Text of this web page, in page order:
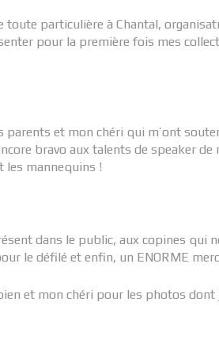
toute particulière à Chantal,
pour la première fois mes
parents et mon chéri qui m’ont
bravo aux talents de speaker
les mannequins !
dans le public, aux copines qui
le défilé et enfin, un ENORME
et mon chéri pour les photos